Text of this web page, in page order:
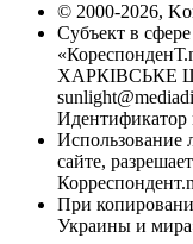
© 2000-2026,
Субъект в
ХАРКІВСЬКЕ
Идентификатор
Использование
сайте,
При
Украины и